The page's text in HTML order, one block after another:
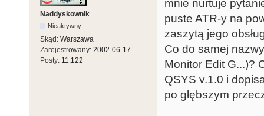
Naddyskownik
Nieaktywny
Skąd: Warszawa
Zarejestrowany: 2002-06-17
Posty: 11,122
mnie nurtuje
puste ATR-y na
zaszytą jego
Co do samej
Monitor Edit G...)?
QSYS v.1.0 i
po głębszym